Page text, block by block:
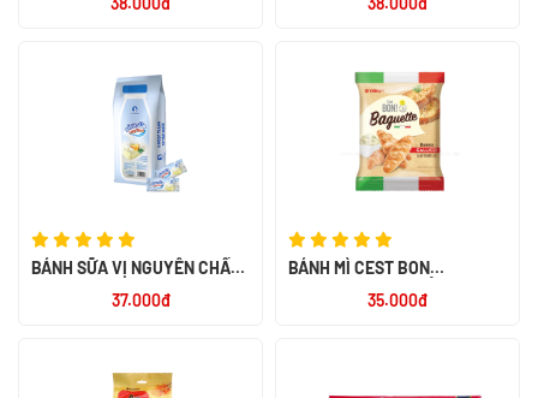
BÁNH SỮA VỊ NGUYÊN CHẤT -
37.000đ
BÁNH MÌ CEST BON
35.000đ